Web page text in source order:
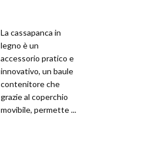
La cassapanca in
legno è un
accessorio pratico e
innovativo, un baule
contenitore che
grazie al coperchio
movibile, permette ...